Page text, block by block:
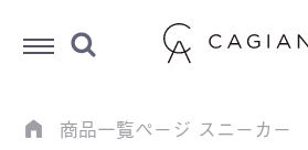
Menu
商品一覧ページ スニーカー